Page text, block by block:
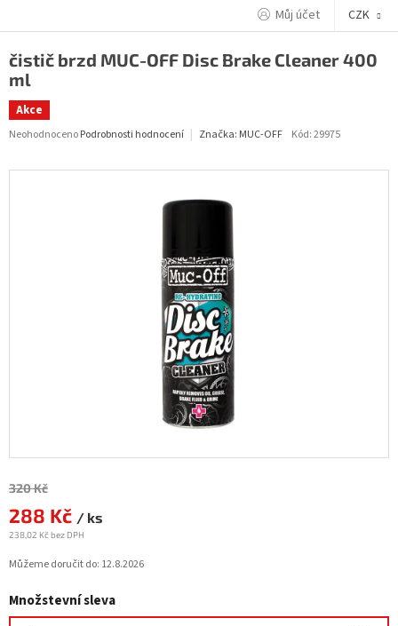
Můj účet CZK
čistič brzd MUC-OFF Disc Brake Cleaner 400
ml
Akce
Průměrné
NeohodnocenoPodrobnosti hodnocení Značka: MUC-OFF Kód:29975
320 Kč
288 Kč / ks
238,02 Kč bez DPH
Měrná
Můžeme doručit do: 12.8.2026
Množstevní sleva